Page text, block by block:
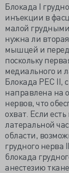
Блокада I
инъекции в
малой
нужна ли
мышцей и
поскольку
медиального и
Блокада PЕС II,
направлена на
нервов, что
охват. Если
латеральной
области,
грудного нерва
блокада
анестезию